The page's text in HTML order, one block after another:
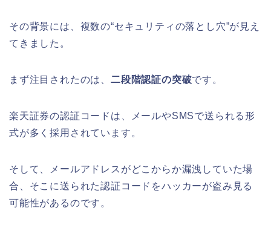
その背景には、複数の“セキュリティの落とし穴”が見え
てきました。
まず注目されたのは、 二段階認証の突破です。
楽天証券の認証コードは、メールやSMSで送られる形
式が多く採用されています。
そして、メールアドレスがどこからか漏洩していた場
合、そこに送られた認証コードをハッカーが盗み見る
可能性があるのです。